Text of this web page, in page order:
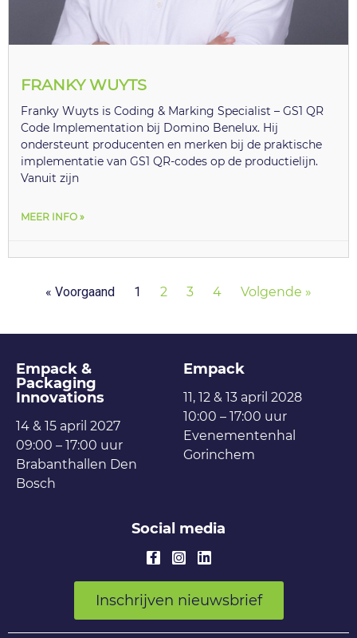
FRANKY WUYTS
Franky Wuyts is Coding & Marking Specialist – GS1 QR
Code Implementation bij Domino Benelux. Hij
ondersteunt producenten en merken bij de praktische
implementatie van GS1 QR-codes op de productielijn.
Vanuit zijn
MEER INFO »
« Voorgaand 1 2 3 4 Volgende »
Empack &
Packaging
Innovations
14 & 15 april 2027
09:00 – 17:00 uur
Brabanthallen Den
Bosch
Empack
11, 12 & 13 april 2028
10:00 – 17:00 uur
Evenementenhal
Gorinchem
Social media
Inschrijven nieuwsbrief